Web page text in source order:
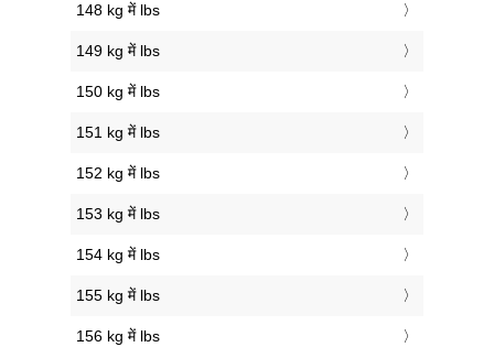
148 kg में lbs
149 kg में lbs
150 kg में lbs
151 kg में lbs
152 kg में lbs
153 kg में lbs
154 kg में lbs
155 kg में lbs
156 kg में lbs